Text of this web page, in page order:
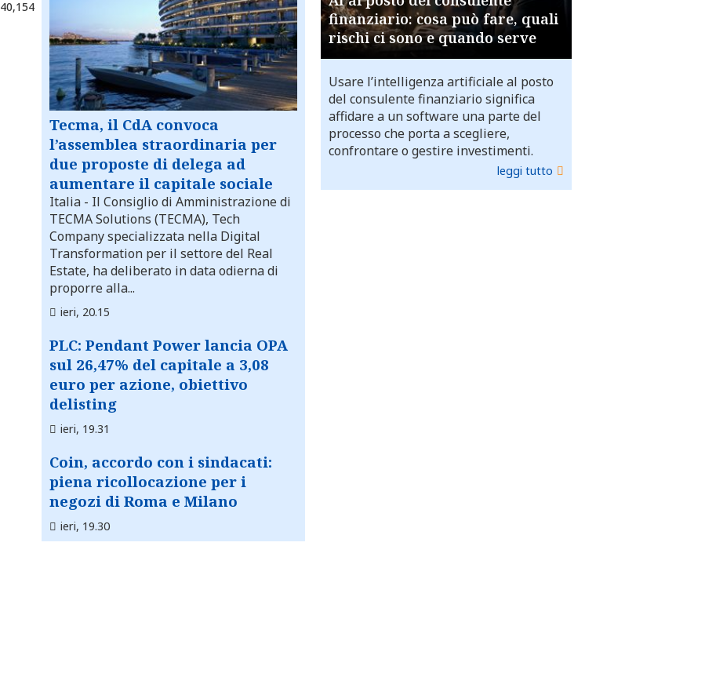
40,154
Tecma, il CdA convoca
l’assemblea straordinaria per
due proposte di delega ad
aumentare il capitale sociale
Italia - Il Consiglio di Amministrazione di
TECMA Solutions (TECMA), Tech
Company specializzata nella Digital
Transformation per il settore del Real
Estate, ha deliberato in data odierna di
proporre alla...
ieri, 20.15
PLC: Pendant Power lancia OPA
sul 26,47% del capitale a 3,08
euro per azione, obiettivo
delisting
ieri, 19.31
Coin, accordo con i sindacati:
piena ricollocazione per i
negozi di Roma e Milano
ieri, 19.30
finanziario: cosa può fare, quali
rischi ci sono e quando serve
Usare l’intelligenza artificiale al posto
del consulente finanziario significa
affidare a un software una parte del
processo che porta a scegliere,
confrontare o gestire investimenti.
leggi tutto